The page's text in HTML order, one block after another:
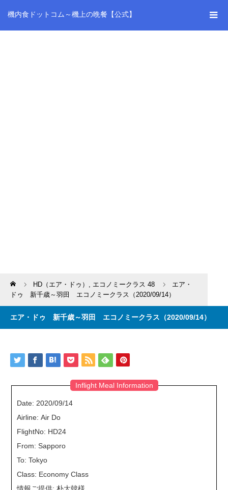
機内食ドットコム～機上の晩餐【公式】
Home HD（エア・ドゥ） , エコノミークラス 48
エア・
ドゥ 新千歳～羽田 エコノミークラス（2020/09/14）
エア・ドゥ 新千歳～羽田 エコノミークラス（2020/09/14）
Inflight Meal Information
Date: 2020/09/14
Airline: Air Do
FlightNo: HD24
From: Sapporo
To: Tokyo
Class: Economy Class